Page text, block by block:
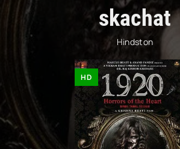
skachat
Hindston
HD